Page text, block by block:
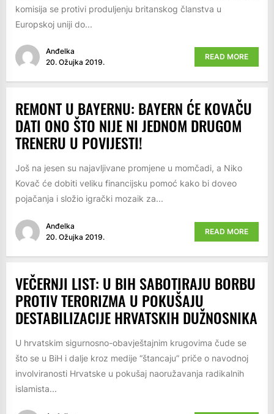
komisija se protivi produljenju britanskog članstva u
Europskoj uniji do...
Anđelka
20. Ožujka 2019.
READ MORE
REMONT U BAYERNU: BAYERN ĆE KOVAČU
DATI ONO ŠTO NIJE NI JEDNOM DRUGOM
TRENERU U POVIJESTI!
Još na jesen su najavljivane promjene u momčadi, a Niko
Kovač će dobiti veliku financijsku pomoć kako bi doveo
pojačanja i složio igrački mozaik za...
Anđelka
20. Ožujka 2019.
READ MORE
VEČERNJI LIST: U BIH SABOTIRAJU BORBU
PROTIV TERORIZMA U POKUŠAJU
DESTABILIZACIJE HRVATSKIH DUŽNOSNIKA
U hrvatskim sigurnosno-obavještajnim krugovima čude se
što se u BiH i dalje kroz medije “štancaju” priče o navodnoj
involviranosti Hrvatske u pokušaj naoružavanja radikalnih
islamista...